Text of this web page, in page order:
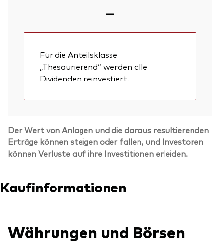
—
Für die Anteilsklasse
„Thesaurierend“ werden alle
Dividenden reinvestiert.
Der Wert von Anlagen und die daraus resultierenden
Erträge können steigen oder fallen, und Investoren
können Verluste auf ihre Investitionen erleiden.
Kaufinformationen
Währungen und Börsen